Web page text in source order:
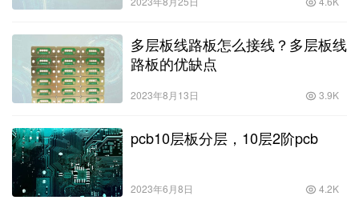
多层板线路板怎么接线？多层板线
路板的优缺点
2023年8月13日 3.9K
pcb10层板分层，10层2阶pcb
2023年6月8日 4.2K